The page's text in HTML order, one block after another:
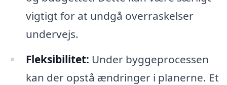
vigtigt for at undgå overraskelser
undervejs.
Fleksibilitet: Under byggeprocessen
kan der opstå ændringer i planerne. Et